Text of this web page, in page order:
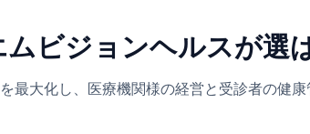
ムビジョンヘルスが選
最大化し、医療機関様の経営と受診者の健康